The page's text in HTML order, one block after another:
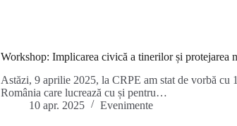
Workshop: Implicarea civică a tinerilor și protejarea
Astăzi, 9 aprilie 2025, la CRPE am stat de vorbă cu
România care lucrează cu și pentru…
10 apr. 2025
Evenimente